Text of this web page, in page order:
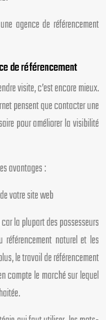
agence de référencement
de référencement
visite, c’est encore mieux.
pensent que contacter une
pour améliorer la visibilité
avantages :
votre site web
la plupart des possesseurs
naturel et les
le travail de référencement
compte le marché sur lequel